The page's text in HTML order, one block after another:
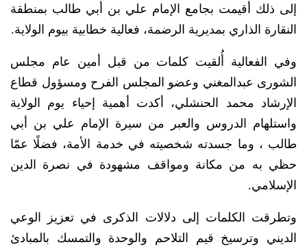
إلى ذلك أقيمت بجامع الإمام علي بن أبي طالب بمنطقة
النقارة الذاري بمديرية الرضمة، فعالية خطابية بيوم الولاية.
وفي الفعالية أُلقيت كلمات من قبل أمين عام مجلس
الشورى عبدالمغني وعضو المجلس الفرح ومسؤول قطاع
الإرشاد محمد الحنشلي، أكدت أهمية إحياء يوم الولاية
واستلهام الدروس والعبر من سيرة الإمام علي بن أبي
طالب ، وما جسدته شخصيته في خدمة الأمة، فضلًا عمّا
حظي به من مكانة ومواقف مشهودة في نصرة الدين
الإسلامي.
وتطرقت الكلمات إلى دلالات الذكرى في تعزيز الوعي
الديني وترسيخ قيم التلاحم والوحدة والتمسك بالمبادئ